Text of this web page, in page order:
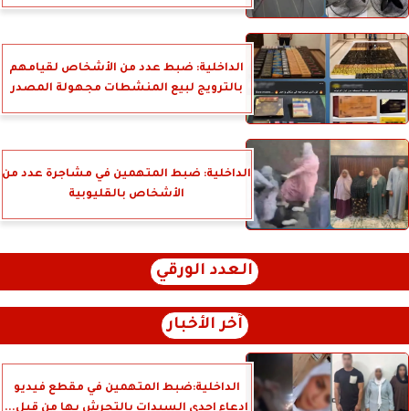
الداخلية: ضبط عدد من الأشخاص لقيامهم
بالترويج لبيع المنشطات مجهولة المصدر
الداخلية: ضبط المتهمين في مشاجرة عدد من
الأشخاص بالقليوبية
العدد الورقي
آخر الأخبار
الداخلية:ضبط المتهمين في مقطع فيديو
إدعاء إحدي السيدات بالتحرش بها من قبل...